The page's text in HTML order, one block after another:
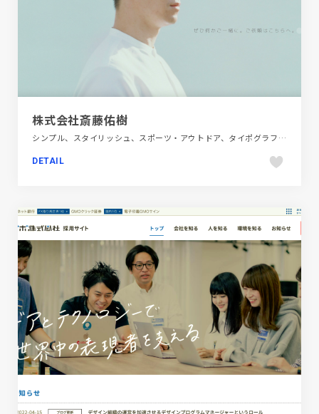
株式会社斎藤佑樹
シンプル、スタイリッシュ、スポーツ・アウトドア、タイポグラフィー、ナチュラル、ブルー系、ホワイト系、ポートフォリオ
DETAIL